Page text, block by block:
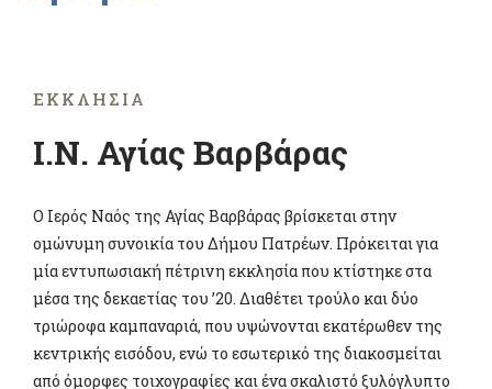
ΕΚΚΛΗΣΊΑ
Ι.Ν. Αγίας Βαρβάρας
Ο Ιερός Ναός της Αγίας Βαρβάρας βρίσκεται στην
ομώνυμη συνοικία του Δήμου Πατρέων. Πρόκειται για
μία εντυπωσιακή πέτρινη εκκλησία που κτίστηκε στα
μέσα της δεκαετίας του ’20. Διαθέτει τρούλο και δύο
τριώροφα καμπαναριά, που υψώνονται εκατέρωθεν της
κεντρικής εισόδου, ενώ το εσωτερικό της διακοσμείται
από όμορφες τοιχογραφίες και ένα σκαλιστό ξυλόγλυπτο